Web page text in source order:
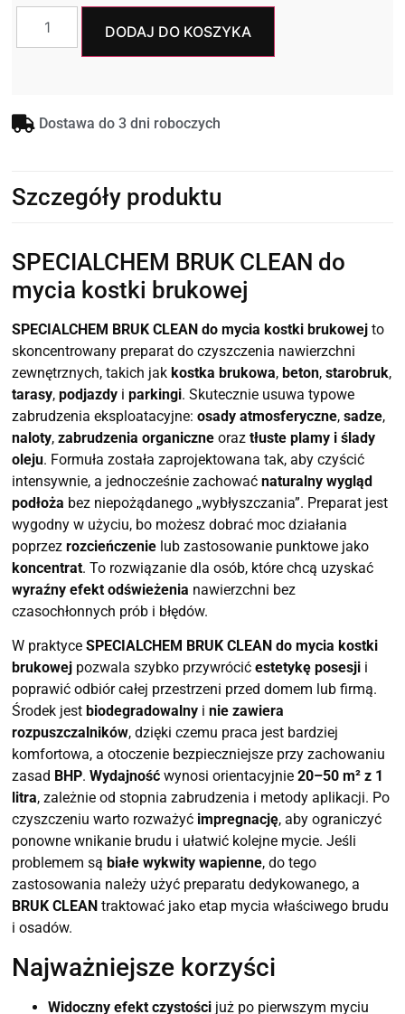
DODAJ DO KOSZYKA
Dostawa do 3 dni roboczych
Szczegóły produktu
SPECIALCHEM BRUK CLEAN do
mycia kostki brukowej
SPECIALCHEM BRUK CLEAN do mycia kostki brukowej to
skoncentrowany preparat do czyszczenia nawierzchni
zewnętrznych, takich jakkostka brukowa,beton,starobruk,
tarasy,podjazdy iparkingi. Skutecznie usuwa typowe
zabrudzenia eksploatacyjne:osady atmosferyczne,sadze,
naloty,zabrudzenia organiczne oraztłuste plamy i ślady
oleju. Formuła została zaprojektowana tak, aby czyścić
intensywnie, a jednocześnie zachowaćnaturalny wygląd
podłoża bez niepożądanego „wybłyszczania”. Preparat jest
wygodny w użyciu, bo możesz dobrać moc działania
poprzezrozcieńczenie lub zastosowanie punktowe jako
koncentrat. To rozwiązanie dla osób, które chcą uzyskać
wyraźny efekt odświeżenia nawierzchni bez
czasochłonnych prób i błędów.
W praktyceSPECIALCHEM BRUK CLEAN do mycia kostki
brukowej pozwala szybko przywrócićestetykę posesji i
poprawić odbiór całej przestrzeni przed domem lub firmą.
Środek jest biodegradowalny inie zawiera
rozpuszczalników, dzięki czemu praca jest bardziej
komfortowa, a otoczenie bezpieczniejsze przy zachowaniu
zasad BHP.Wydajność wynosi orientacyjnie20–50 m² z 1
litra, zależnie od stopnia zabrudzenia i metody aplikacji. Po
czyszczeniu warto rozważyć impregnację, aby ograniczyć
ponowne wnikanie brudu i ułatwić kolejne mycie. Jeśli
problemem są białe wykwity wapienne, do tego
zastosowania należy użyć preparatu dedykowanego, a
BRUK CLEAN traktować jako etap mycia właściwego brudu
i osadów.
Najważniejsze korzyści
Widoczny efekt czystości już po pierwszym myciu